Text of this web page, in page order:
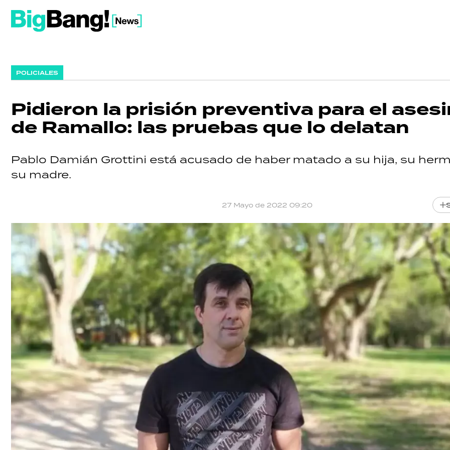
POLICIALES
Pidieron la prisión preventiva para el
de Ramallo: las pruebas que lo delatan
Pablo Damián Grottini está acusado de haber matado a su hija, su
su madre.
27 Mayo de 2022 09:20